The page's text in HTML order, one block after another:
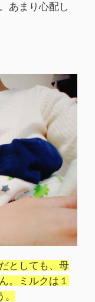
あまり心配し
としても、母
。ミルクは１